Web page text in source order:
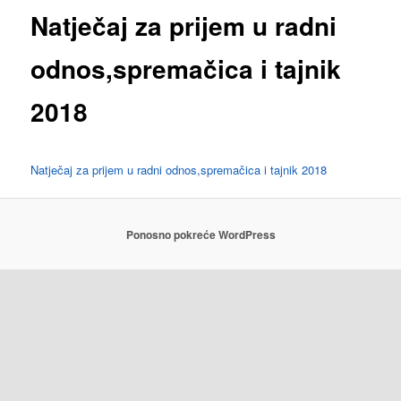
Natječaj za prijem u radni
odnos,spremačica i tajnik
2018
Natječaj za prijem u radni odnos,spremačica i tajnik 2018
Ponosno pokreće WordPress